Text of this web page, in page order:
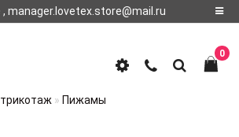
manager.lovetex.store@mail.ru
0
Пижамы